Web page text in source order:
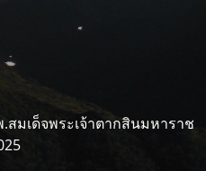
มเด็จพระเจ้าตากสินมหาราช